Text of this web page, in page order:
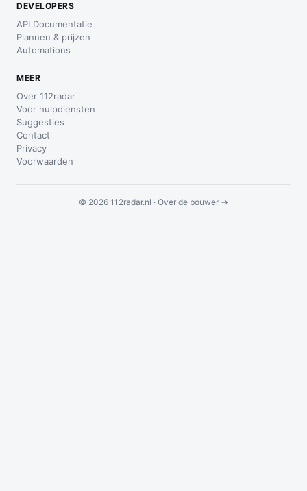
DEVELOPERS
API Documentatie
Plannen & prijzen
Automations
MEER
Over 112radar
Voor hulpdiensten
Suggesties
Contact
Privacy
Voorwaarden
© 2026 112radar.nl · Over de bouwer →